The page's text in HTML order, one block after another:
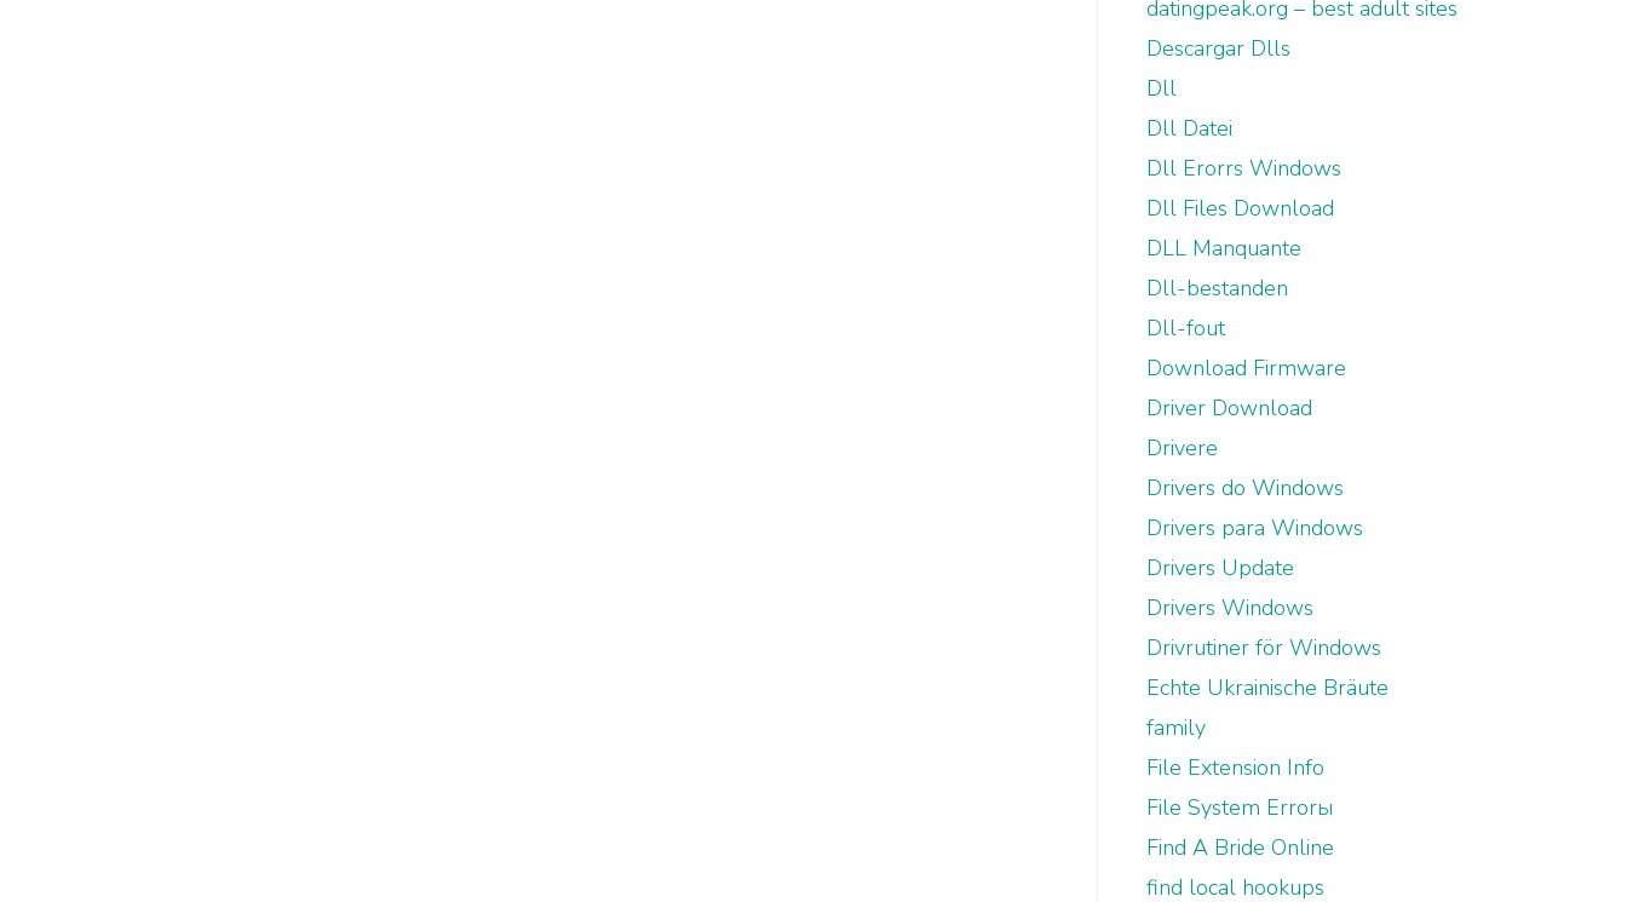
datingpeak.org – best adult sites
Descargar Dlls
Dll
Dll Datei
Dll Erorrs Windows
Dll Files Download
DLL Manquante
Dll-bestanden
Dll-fout
Download Firmware
Driver Download
Drivere
Drivers do Windows
Drivers para Windows
Drivers Update
Drivers Windows
Drivrutiner för Windows
Echte Ukrainische Bräute
family
File Extension Info
File System Errorы
Find A Bride Online
find local hookups